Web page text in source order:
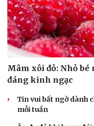
Mâm xôi đỏ: Nhỏ
đáng kinh ngạc
Tin vui bất ngờ dành
mỗi tuần